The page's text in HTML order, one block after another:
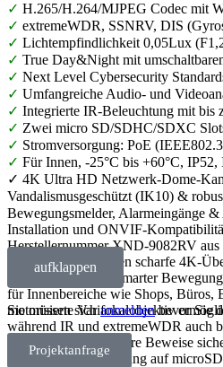
✓ H.265/H.264/MJPEG Codec mit
✓ extremeWDR, SSNRV, DIS
✓ Lichtempfindlichkeit 0,05Lux
✓ True Day&Night mit
✓ Next Level Cybersecurity
✓ Umfangreiche Audio- und
✓ Integrierte IR-Beleuchtung mit bis
✓ Zwei micro SD/SDHC/SDXC
✓ Stromversorgung: PoE
✓ Für Innen, -25°C bis +60°C,
✓ 4K Ultra HD Netzwerk-Dome-
Vandalismusgeschützt (IK10) &
Bewegungsmelder, Alarmeingänge
Installation und ONVIF-
Herstellernummer XND-9082RV
Serie liefert gestochen scharfe 4K-
und reduziert dank smarter
für Innenbereiche wie Shops, Büros,
motorisierte Varifokalobjektiv
während IR und extremeWDR auch
Lichtverhältnissen klare Beweise
optionaler Aufzeichnung auf
aufklappen
Sie müssen sichanmeldenbevor Sie
Projektanfrage